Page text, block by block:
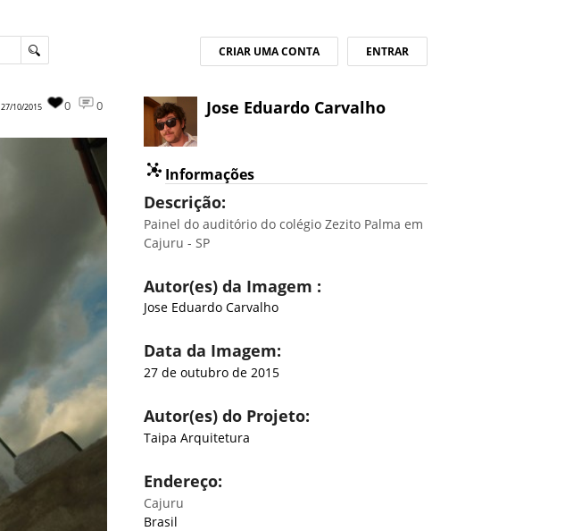
ENTRAR
CRIAR UMA CONTA
0
0
27/10/2015 Jose Eduardo Carvalho
Informações
Descrição:
Painel do auditório do colégio Zezito Palma em
Cajuru - SP
Autor(es) da Imagem :
Jose Eduardo Carvalho
Data da Imagem:
27 de outubro de 2015
Autor(es) do Projeto:
Taipa Arquitetura
Endereço:
Cajuru
Brasil